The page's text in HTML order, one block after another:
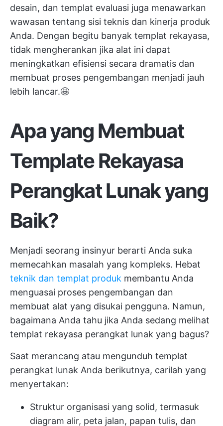
desain, dan templat evaluasi juga menawarkan
wawasan tentang sisi teknis dan kinerja produk
Anda. Dengan begitu banyak templat rekayasa,
tidak mengherankan jika alat ini dapat
meningkatkan efisiensi secara dramatis dan
membuat proses pengembangan menjadi jauh
lebih lancar.🤩
Apa yang Membuat
Template Rekayasa
Perangkat Lunak yang
Baik?
Menjadi seorang insinyur berarti Anda suka
memecahkan masalah yang kompleks. Hebat
teknik dan templat produk membantu Anda
menguasai proses pengembangan dan
membuat alat yang disukai pengguna. Namun,
bagaimana Anda tahu jika Anda sedang melihat
templat rekayasa perangkat lunak yang bagus?
Saat merancang atau mengunduh templat
perangkat lunak Anda berikutnya, carilah yang
menyertakan:
Struktur organisasi yang solid, termasuk
diagram alir, peta jalan, papan tulis, dan